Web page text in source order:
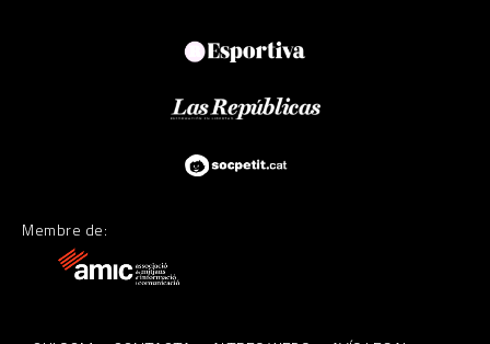
Membre de: